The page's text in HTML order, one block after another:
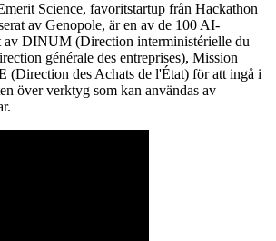
Science, favoritstartup från Hackathon
av Genopole, är en av de 100 AI-
av DINUM (Direction interministérielle du
générale des entreprises), Mission
(Direction des Achats de l'État) för att ingå i
över verktyg som kan användas av